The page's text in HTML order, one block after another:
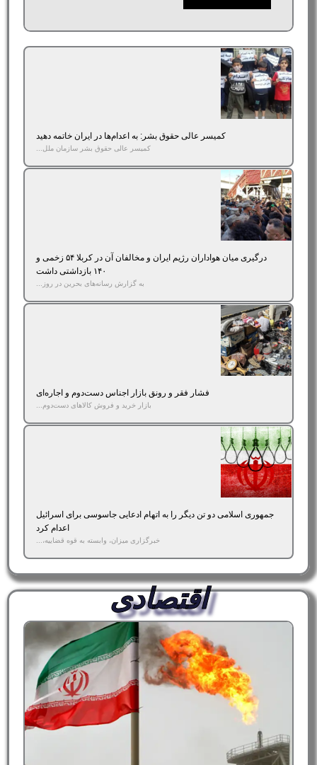
کمیسر عالی حقوق بشر: به اعدام‌ها در ایران خاتمه دهید
کمیسر عالی حقوق بشر سازمان ملل...
درگیری میان هواداران رژیم ایران و مخالفان آن در کربلا ۵۴ زخمی و
۱۴۰ بازداشتی داشت
به گزارش رسانه‌های بحرین در روز...
فشار فقر و رونق بازار اجناس دست‌دوم و اجاره‌ای
بازار خرید و فروش کالاهای دست‌دوم...
جمهوری اسلامی دو تن دیگر را به اتهام ادعایی جاسوسی برای اسرائیل
اعدام کرد
خبرگزاری میزان، وابسته به قوه قضاییه،...
اقتصادی